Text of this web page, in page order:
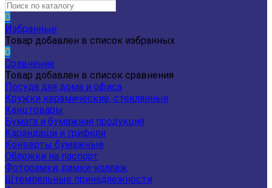
0
Избранные
Товар добавлен в список избранных
0
Сравнение
Товар добавлен в список сравнения
Посуда для дома и офиса
Кружки керамические, стеклянные
Канцтовары
Бумага и бумажная продукция
Карандаши и грифели
Конверты бумажные
Обложки на паспорт
Фоторамки, рамки-коллаж
Штемпельные принадлежности